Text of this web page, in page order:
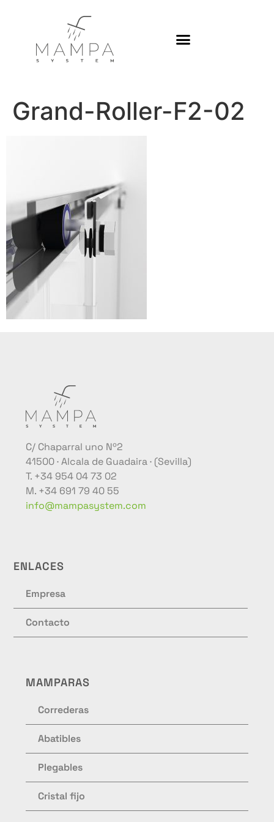
Grand-Roller-F2-02
C/ Chaparral uno Nº2
41500 · Alcala de Guadaira · (Sevilla)
T. +34 954 04 73 02
M. +34 691 79 40 55
info@mampasystem.com
ENLACES
Empresa
Contacto
MAMPARAS
Correderas
Abatibles
Plegables
Cristal fijo